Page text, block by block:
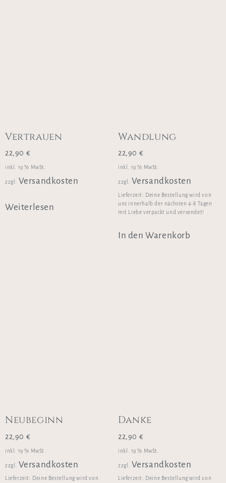
Vertrauen
22,90 €
inkl. 19 % MwSt.
zzgl. Versandkosten
Weiterlesen
Wandlung
22,90 €
inkl. 19 % MwSt.
zzgl. Versandkosten
Lieferzeit: Deine Bestellung wird von
uns innerhalb der nächsten 4-8 Tagen
mit Liebe verpackt und versendet!
In den Warenkorb
Neubeginn
22,90 €
inkl. 19 % MwSt.
zzgl. Versandkosten
Lieferzeit: Deine Bestellung wird von
Danke
22,90 €
inkl. 19 % MwSt.
zzgl. Versandkosten
Lieferzeit: Deine Bestellung wird von